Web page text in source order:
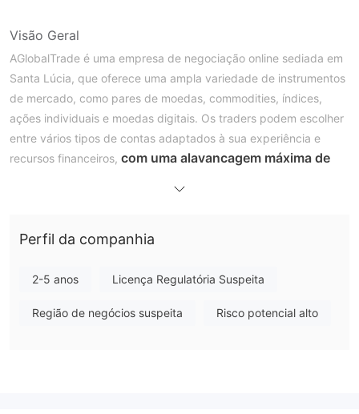
Visão Geral
AGlobalTrade é uma empresa de negociação online sediada em
Santa Lúcia, que oferece uma ampla variedade de instrumentos
de mercado, como pares de moedas, commodities, índices,
ações individuais e moedas digitais. Os traders podem escolher
entre vários tipos de contas adaptados à sua experiência e
recursos financeiros, com uma alavancagem máxima de
ao vivo. Os métodos de pagamento incluem criptomoedas,
recursos educacionais, como artigos e vídeos, estão disponíveis
Perfil da companhia
2-5 anos Licença Regulatória Suspeita
Região de negócios suspeita Risco potencial alto